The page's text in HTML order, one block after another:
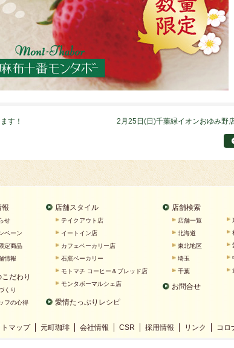
す！ 2月25日(日)千葉緑イオンおゆみ野
報
せ
ペーン
定商品
情報
だわり
くり
フの心得
店舗スタイル
テイクアウト店
イートイン店
カフェベーカリー店
石窯ベーカリー
モトマチ コーヒー＆ブレッド店
モンタボーマルシェ店
愛情たっぷりレシピ
店舗検索
店舗一覧
北海道
東北地区
埼玉
千葉
お問合せ
コロ
リンク
採用情報
CSR
会社情報
元町珈琲
マップ